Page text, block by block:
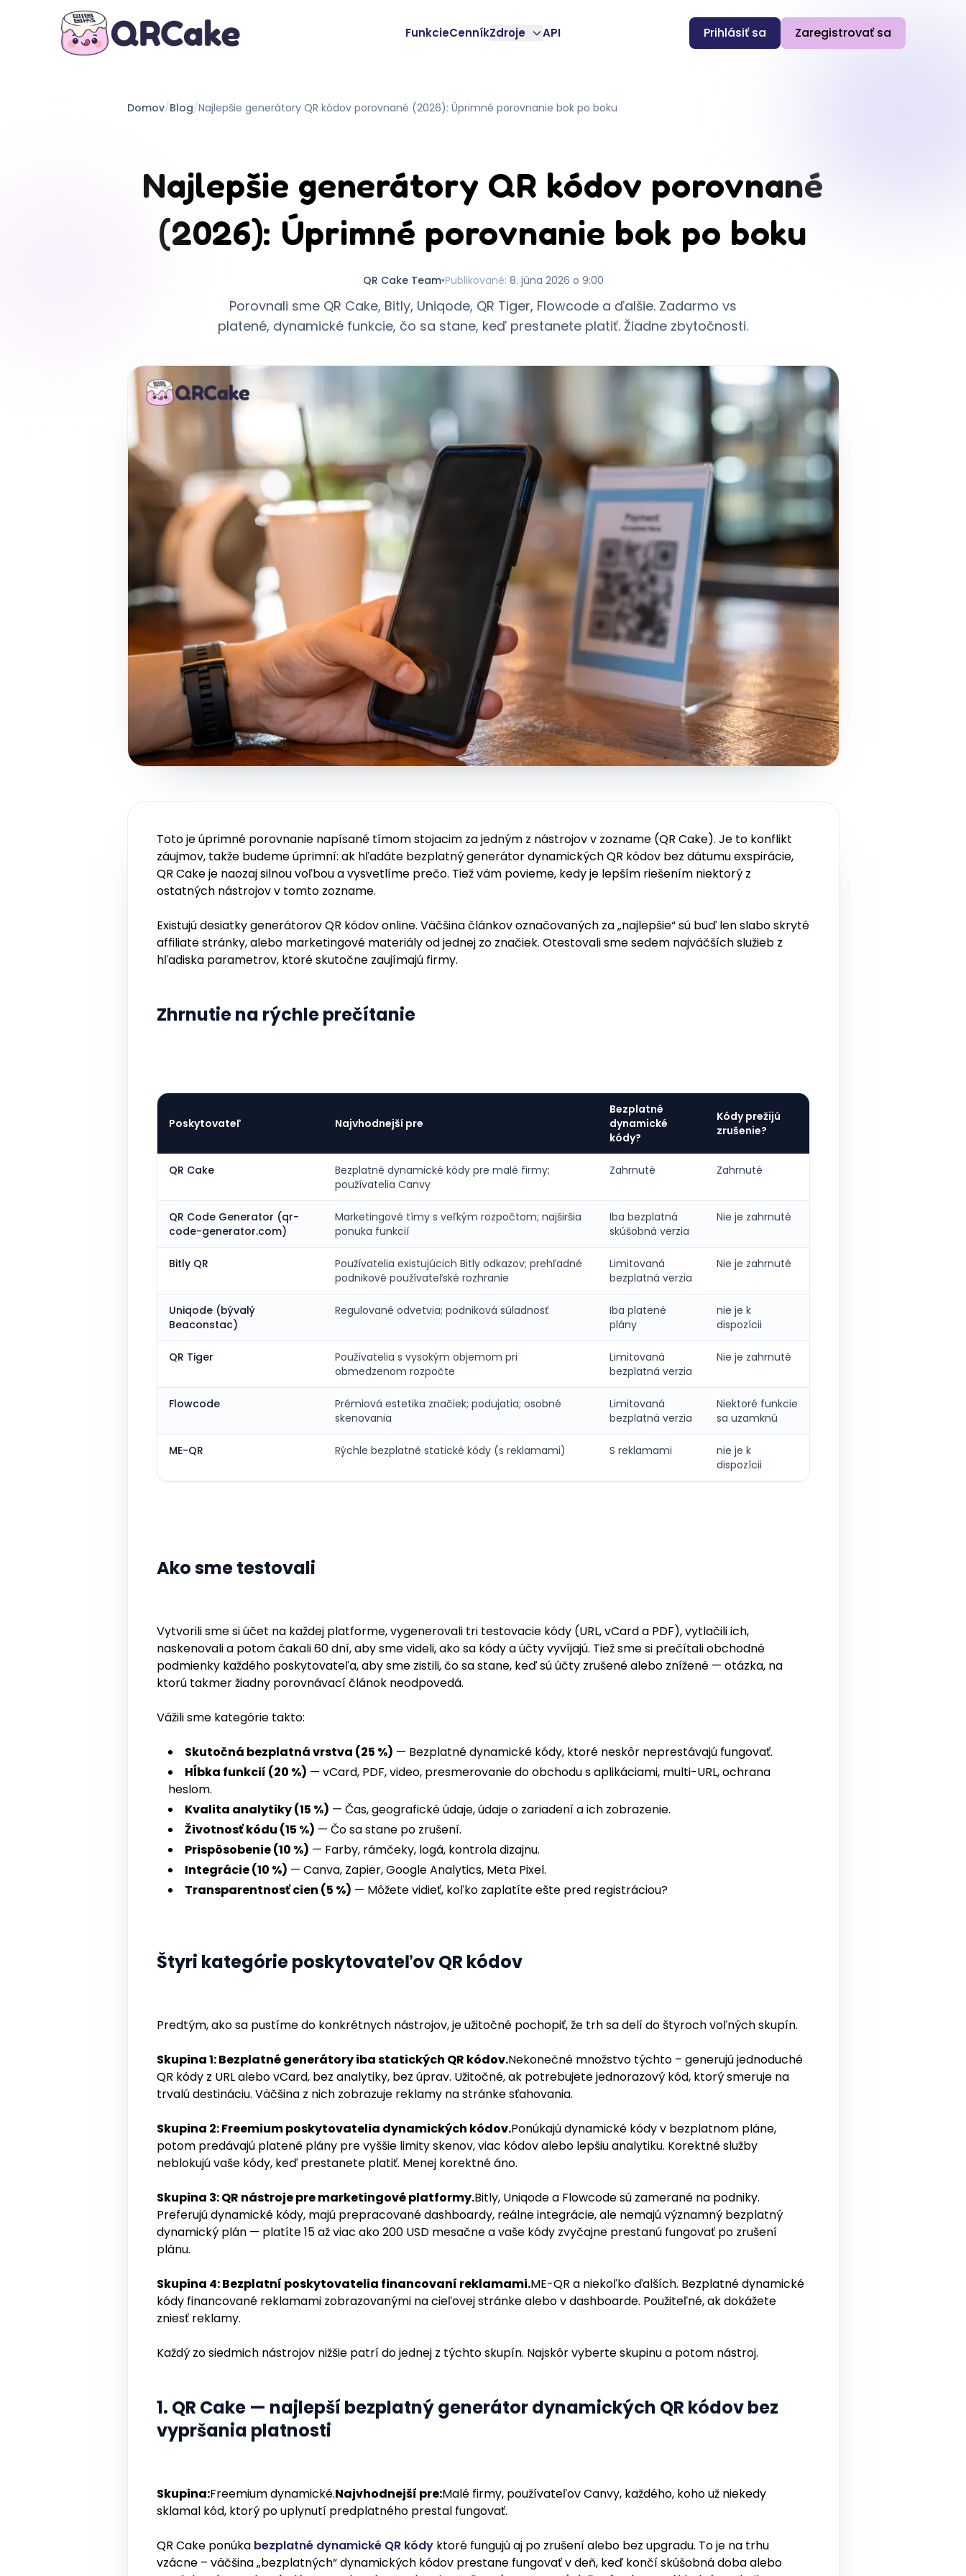
FunkcieCenníkZdroje API Prihlásiť sa Zaregistrovať sa
Domov/Blog/Najlepšie generátory QR kódov porovnané (2026): Úprimné porovnanie bok po boku
Najlepšie generátory QR kódov porovnané
(2026): Úprimné porovnanie bok po boku
QR Cake Team•Publikované: 8. júna 2026 o 9:00
Porovnali sme QR Cake, Bitly, Uniqode, QR Tiger, Flowcode a ďalšie. Zadarmo vs
platené, dynamické funkcie, čo sa stane, keď prestanete platiť. Žiadne zbytočnosti.
Toto je úprimné porovnanie napísané tímom stojacim za jedným z nástrojov v zozname (QR Cake). Je to konflikt
záujmov, takže budeme úprimní: ak hľadáte bezplatný generátor dynamických QR kódov bez dátumu exspirácie,
QR Cake je naozaj silnou voľbou a vysvetlíme prečo. Tiež vám povieme, kedy je lepším riešením niektorý z
ostatných nástrojov v tomto zozname.
Existujú desiatky generátorov QR kódov online. Väčšina článkov označovaných za „najlepšie“ sú buď len slabo skryté
affiliate stránky, alebo marketingové materiály od jednej zo značiek. Otestovali sme sedem najväčších služieb z
hľadiska parametrov, ktoré skutočne zaujímajú firmy.
Zhrnutie na rýchle prečítanie
Poskytovateľ Najvhodnejší pre
Bezplatné
dynamické
kódy?
Kódy prežijú
zrušenie?
QR Cake
Bezplatné dynamické kódy pre malé firmy;
používatelia Canvy
Zahrnuté Zahrnuté
QR Code Generator (qr-
code-generator.com)
Marketingové tímy s veľkým rozpočtom; najširšia
ponuka funkcií
Iba bezplatná
skúšobná verzia
Nie je zahrnuté
Bitly QR
Používatelia existujúcich Bitly odkazov; prehľadné
podnikové používateľské rozhranie
Limitovaná
bezplatná verzia
Nie je zahrnuté
Uniqode (bývalý
Beaconstac)
Regulované odvetvia; podniková súladnosť
Iba platené
plány
nie je k
dispozícii
QR Tiger
Používatelia s vysokým objemom pri
obmedzenom rozpočte
Limitovaná
bezplatná verzia
Nie je zahrnuté
Flowcode
Prémiová estetika značiek; podujatia; osobné
skenovania
Limitovaná
bezplatná verzia
Niektoré funkcie
sa uzamknú
ME-QR Rýchle bezplatné statické kódy (s reklamami) S reklamami
nie je k
dispozícii
Ako sme testovali
Vytvorili sme si účet na každej platforme, vygenerovali tri testovacie kódy (URL, vCard a PDF), vytlačili ich,
naskenovali a potom čakali 60 dní, aby sme videli, ako sa kódy a účty vyvíjajú. Tiež sme si prečítali obchodné
podmienky každého poskytovateľa, aby sme zistili, čo sa stane, keď sú účty zrušené alebo znížené — otázka, na
ktorú takmer žiadny porovnávací článok neodpovedá.
Vážili sme kategórie takto:
Skutočná bezplatná vrstva (25 %) — Bezplatné dynamické kódy, ktoré neskôr neprestávajú fungovať.
Hĺbka funkcií (20 %) — vCard, PDF, video, presmerovanie do obchodu s aplikáciami, multi-URL, ochrana
heslom.
Kvalita analytiky (15 %) — Čas, geografické údaje, údaje o zariadení a ich zobrazenie.
Životnosť kódu (15 %) — Čo sa stane po zrušení.
Prispôsobenie (10 %) — Farby, rámčeky, logá, kontrola dizajnu.
Integrácie (10 %) — Canva, Zapier, Google Analytics, Meta Pixel.
Transparentnosť cien (5 %) — Môžete vidieť, koľko zaplatíte ešte pred registráciou?
Štyri kategórie poskytovateľov QR kódov
Predtým, ako sa pustíme do konkrétnych nástrojov, je užitočné pochopiť, že trh sa delí do štyroch voľných skupín.
Skupina 1: Bezplatné generátory iba statických QR kódov.Nekonečné množstvo týchto – generujú jednoduché
QR kódy z URL alebo vCard, bez analytiky, bez úprav. Užitočné, ak potrebujete jednorazový kód, ktorý smeruje na
trvalú destináciu. Väčšina z nich zobrazuje reklamy na stránke sťahovania.
Skupina 2: Freemium poskytovatelia dynamických kódov.Ponúkajú dynamické kódy v bezplatnom pláne,
potom predávajú platené plány pre vyššie limity skenov, viac kódov alebo lepšiu analytiku. Korektné služby
neblokujú vaše kódy, keď prestanete platiť. Menej korektné áno.
Skupina 3: QR nástroje pre marketingové platformy.Bitly, Uniqode a Flowcode sú zamerané na podniky.
Preferujú dynamické kódy, majú prepracované dashboardy, reálne integrácie, ale nemajú významný bezplatný
dynamický plán — platíte 15 až viac ako 200 USD mesačne a vaše kódy zvyčajne prestanú fungovať po zrušení
plánu.
Skupina 4: Bezplatní poskytovatelia financovaní reklamami.ME-QR a niekoľko ďalších. Bezplatné dynamické
kódy financované reklamami zobrazovanými na cieľovej stránke alebo v dashboarde. Použiteľné, ak dokážete
zniesť reklamy.
Každý zo siedmich nástrojov nižšie patrí do jednej z týchto skupín. Najskôr vyberte skupinu a potom nástroj.
1. QR Cake — najlepší bezplatný generátor dynamických QR kódov bez
vypršania platnosti
Skupina:Freemium dynamické.Najvhodnejší pre:Malé firmy, používateľov Canvy, každého, koho už niekedy
sklamal kód, ktorý po uplynutí predplatného prestal fungovať.
QR Cake ponúka bezplatné dynamické QR kódyktoré fungujú aj po zrušení alebo bez upgradu. To je na trhu
vzácne – väčšina „bezplatných“ dynamických kódov prestane fungovať v deň, keď končí skúšobná doba alebo